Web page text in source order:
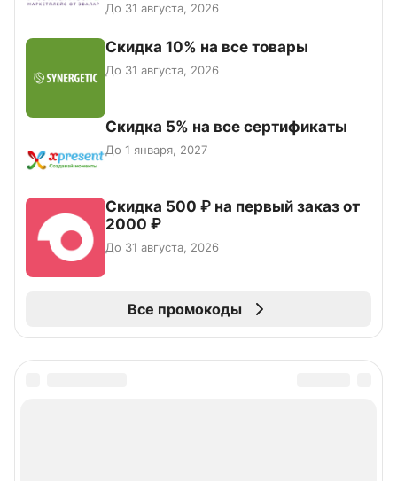
До 31 августа, 2026
Скидка 10% на все товары
До 31 августа, 2026
Скидка 5% на все сертификаты
До 1 января, 2027
Скидка 500 ₽ на первый заказ от
2000 ₽
До 31 августа, 2026
Все промокоды